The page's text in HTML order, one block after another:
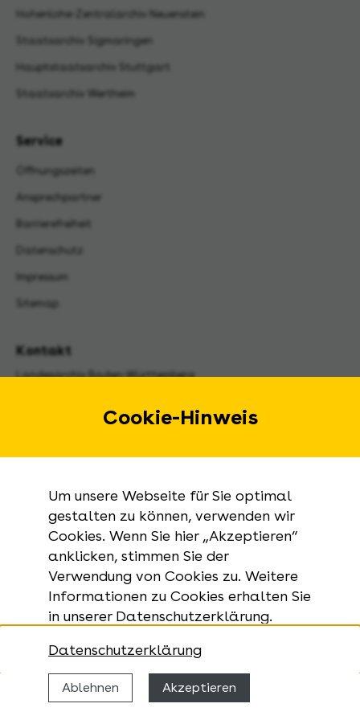
Cookie-Hinweis
Um unsere Webseite für Sie optimal
gestalten zu können, verwenden wir
Cookies. Wenn Sie hier „Akzeptieren“
anklicken, stimmen Sie der
Verwendung von Cookies zu. Weitere
Informationen zu Cookies erhalten Sie
in unserer Datenschutzerklärung.
Datenschutzerklärung
Ablehnen Akzeptieren
Hohenlohe-Zentralarchiv Neuenstein
Staatsarchiv Sigmaringen
Hauptstaatsarchiv Stuttgart
Staatsarchiv Wertheim
Service
Öffnungszeiten
Ansprechpartner
Barrierefreiheit
Datenschutz
Impressum
Sitemap
Kontakt
Landesarchiv Baden-Württemberg
+49 711 212-4272
Anfragen zu Archivgut:
+49 711 335075-555
Telefax:
+49 711 212-4283